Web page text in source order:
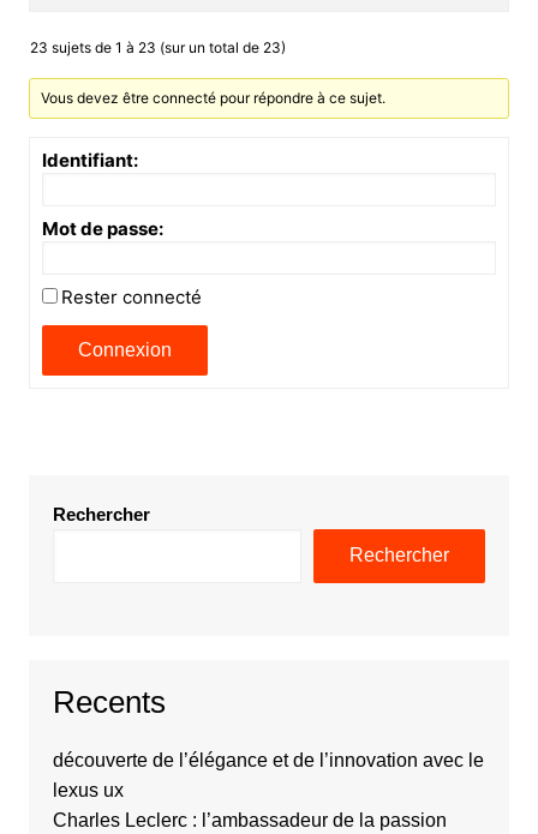
23 sujets de 1 à 23 (sur un total de 23)
Vous devez être connecté pour répondre à ce sujet.
Identifiant:
Mot de passe:
Rester connecté
Connexion
Rechercher
Rechercher
Recents
découverte de l’élégance et de l’innovation avec le
lexus ux
Charles Leclerc : l’ambassadeur de la passion